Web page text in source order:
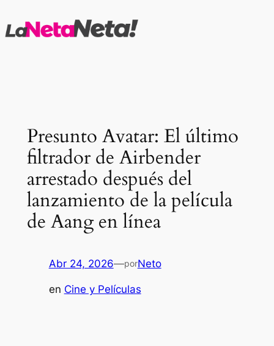
al
Presunto Avatar: El último
filtrador de Airbender
arrestado después del
lanzamiento de la película
de Aang en línea
Abr 24, 2026—porNeto
en Cine y Películas